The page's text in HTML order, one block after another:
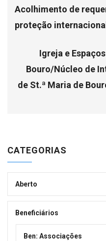
Acolhimento de
proteção internacional
Igreja e
Bouro/Núcleo de
de St.ª Maria de
CATEGORIAS
Aberto
Beneficiários
Ben: Associações